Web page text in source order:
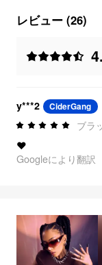
レビュー (26)
y***2 CiderGang
ブラ
❤
Googleにより翻訳